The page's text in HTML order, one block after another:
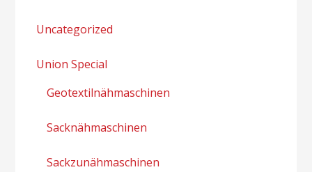
Uncategorized
Union Special
Geotextilnähmaschinen
Sacknähmaschinen
Sackzunähmaschinen